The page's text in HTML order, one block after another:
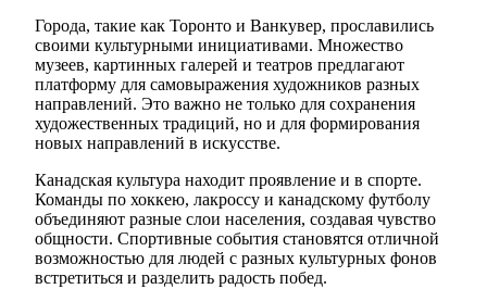
Города, такие как Торонто и Ванкувер, прославились
своими культурными инициативами. Множество
музеев, картинных галерей и театров предлагают
платформу для самовыражения художников разных
направлений. Это важно не только для сохранения
художественных традиций, но и для формирования
новых направлений в искусстве.
Канадская культура находит проявление и в спорте.
Команды по хоккею, лакроссу и канадскому футболу
объединяют разные слои населения, создавая чувство
общности. Спортивные события становятся отличной
возможностью для людей с разных культурных фонов
встретиться и разделить радость побед.